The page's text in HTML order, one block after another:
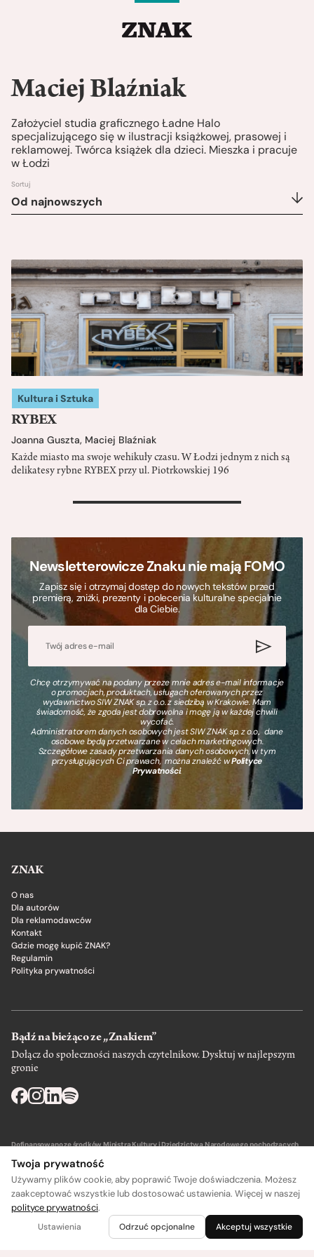
Maciej Blaźniak
Założyciel studia graficznego Ładne Halo
specjalizującego się w ilustracji książkowej, prasowej i
reklamowej. Twórca książek dla dzieci. Mieszka i pracuje
w Łodzi
Sortuj
Od najnowszych
Kultura i Sztuka
RYBEX
Joanna Guszta, Maciej Blaźniak
Każde miasto ma swoje wehikuły czasu. W Łodzi jednym z nich są
delikatesy rybne RYBEX przy ul. Piotrkowskiej 196
>
Newsletterowicze Znaku nie mają FOMO
Zapisz się i otrzymaj dostęp do nowych tekstów przed
premierą, zniżki, prezenty i polecenia kulturalne specjalnie
dla Ciebie.
Chcę otrzymywać na podany przeze mnie adres e-mail informacje
o promocjach, produktach, usługach oferowanych przez
wydawnictwo SIW ZNAK sp. z o.o. z siedzibą w Krakowie. Mam
świadomość, że zgoda jest dobrowolna i mogę ją w każdej chwili
wycofać.
Administratorem danych osobowych jest SIW ZNAK sp. z o.o., dane
osobowe będą przetwarzane w celach marketingowych.
Szczegółowe zasady przetwarzania danych osobowych, w tym
przysługujących Ci prawach, można znaleźć wPolityce
Prywatności.
ZNAK
O nas
Dla autorów
Dla reklamodawców
Kontakt
Gdzie mogę kupić ZNAK?
Regulamin
Polityka prywatności
Bądź na bieżąco ze „Znakiem”
Dołącz do społeczności naszych czytelnikow. Dysktuj w najlepszym
gronie
Dofinansowano ze środków Ministra Kultury i Dziedzictwa Narodowego pochodzących
Wydawca: SIW Znak w Krakowie
Twoja prywatność
Używamy plików cookie, aby poprawić Twoje doświadczenia. Możesz
zaakceptować wszystkie lub dostosować ustawienia. Więcej w naszej
polityce prywatności.
Ustawienia Odrzuć opcjonalne Akceptuj wszystkie